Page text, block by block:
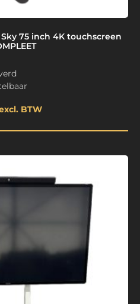
75 inch 4K touchscreen
BTW